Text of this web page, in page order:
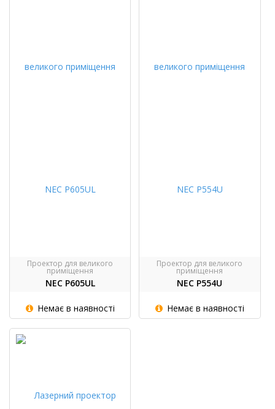
Проектор для великого
приміщення
NEC P605UL
Немає в наявності
Проектор для великого
приміщення
NEC P554U
Немає в наявності